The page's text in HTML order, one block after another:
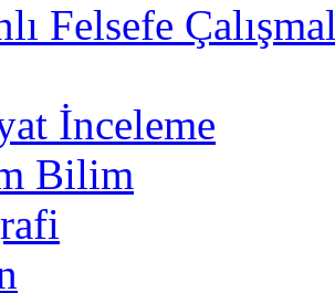
Felsefe
İnceleme
Bilim